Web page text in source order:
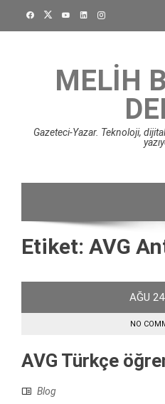
MELIH
Gazeteci-Yazar. Teknoloji,
Etiket: AVG
AĞU 24
NO
AVG Türkçe
Blog